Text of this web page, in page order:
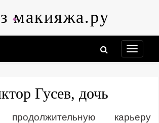
макияжа.ру
Гусев, дочь
карьеру